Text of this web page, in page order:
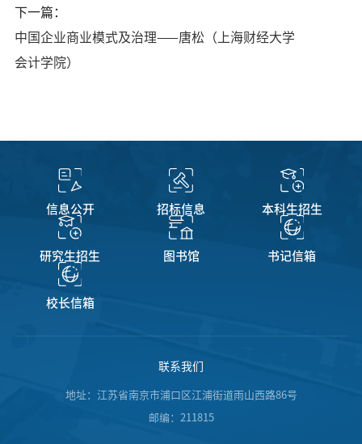
下一篇：
中国企业商业模式及治理——唐松（上海财经大学
会计学院）
信息公开 招标信息 本科生招生
研究生招生 图书馆 书记信箱
校长信箱
联系我们
地址：江苏省南京市浦口区江浦街道雨山西路86号
邮编：211815